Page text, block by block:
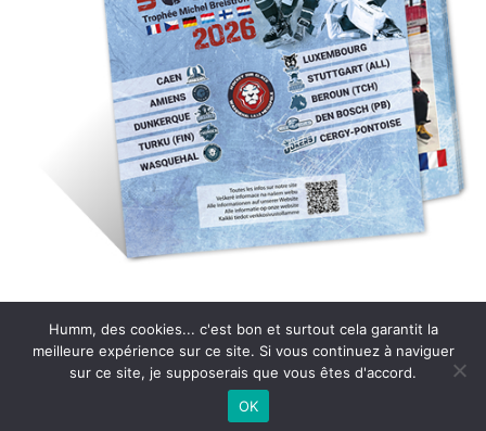
NAVIGATION
PeeWee 27 Lion’s Cup
©Copyright Marie Anwar. Tous droits réservés.
Humm, des cookies... c'est bon et surtout cela garantit la
meilleure expérience sur ce site. Si vous continuez à naviguer
sur ce site, je supposerais que vous êtes d'accord.
OK